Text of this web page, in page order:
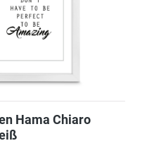
Hama Chiaro